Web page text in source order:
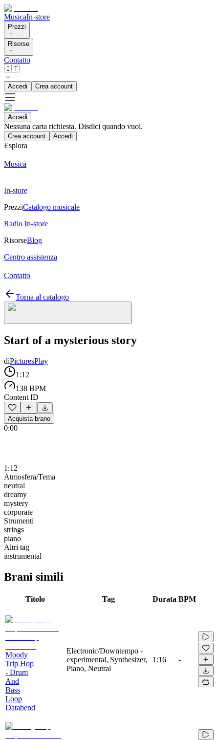
MusicaIn-store
Prezzi
Risorse
Contatto
🇮🇹
Accedi Crea account
Accedi
Nessuna carta richiesta. Disdici quando vuoi.
Crea account Accedi
Esplora
Musica
In-store
PrezziCatalogo musicale
Radio In-store
RisorseBlog
Centro assistenza
Contatto
Torna al catalogo
Start of a mysterious story
diPicturesPlay
1:12
138 BPM
Content ID
Acquista brano
0:00
1:12
Atmosfera/Tema
neutral
dreamy
mystery
corporate
Strumenti
strings
piano
Altri tag
instrumental
Brani simili
Titolo Tag Durata BPM
Moody
Trip Hop
- Drum
And
Bass
Loop
Databend
Electronic/Downtempo -
experimental, Synthesizer,
Piano, Neutral
1:16 -